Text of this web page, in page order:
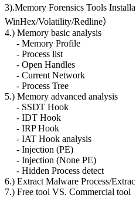
3).Memory Forensics Tools
WinHex/Volatility/Redline）
4.) Memory basic analysis
- Memory Profile
- Process list
- Open Handles
- Current Network
- Process Tree
5.) Memory advanced analysis
- SSDT Hook
- IDT Hook
- IRP Hook
- IAT Hook analysis
- Injection (PE)
- Injection (None PE)
- Hidden Process detect
6.) Extract Malware Process/
7.) Free tool VS. Commercial tool